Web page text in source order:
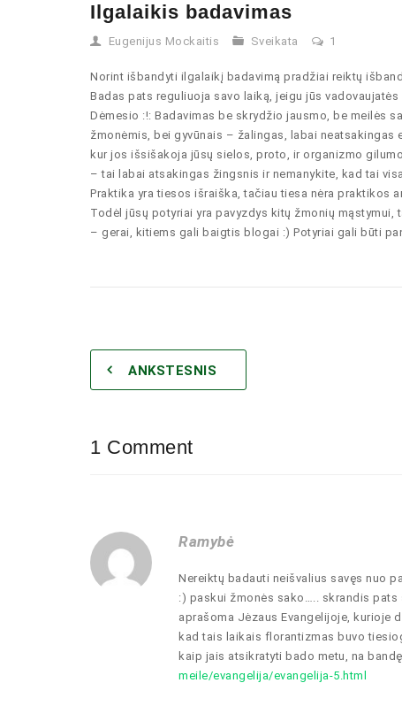
Ilgalaikis badavimas
Eugenijus Mockaitis Sveikata 1
Norint išbandyti ilgalaikį badavimą pradžiai reiktų
Badas pats reguliuoja savo laiką, jeigu jūs
Dėmesio :!: Badavimas be skrydžio jausmo, be meilės
žmonėmis, bei gyvūnais – žalingas, labai
kur jos išsišakoja jūsų sielos, proto, ir organizmo
– tai labai atsakingas žingsnis ir nemanykite, kad tai
Praktika yra tiesos išraiška, tačiau tiesa nėra praktikos
Todėl jūsų potyriai yra pavyzdys kitų žmonių
– gerai, kitiems gali baigtis blogai :) Potyriai gali būti
ANKSTESNIS
1 Comment
Ramybė
Nereiktų badauti neišvalius savęs nuo
:) paskui žmonės sako….. skrandis
aprašoma Jėzaus Evangelijoje, kurioje
kad tais laikais florantizmas buvo
kaip jais atsikratyti bado metu, na
meile/evangelija/evangelija-5.html